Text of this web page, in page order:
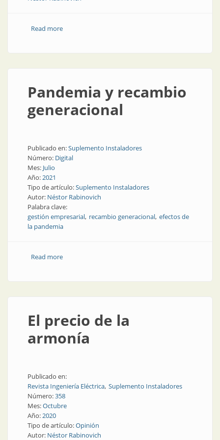
Read moreabout ¿Cómo sabemos si ganamos o perdemos?
Pandemia y recambio
generacional
Publicado en:Suplemento Instaladores
Número: Digital
Mes: Julio
Año:2021
Tipo de artículo:Suplemento Instaladores
Autor: Néstor Rabinovich
Palabra clave:
gestión empresarial recambio generacional efectos de
la pandemia
Read moreabout Pandemia y recambio generacional
El precio de la
armonía
Publicado en:
Revista Ingeniería Eléctrica Suplemento Instaladores
Número:358
Mes:Octubre
Año:2020
Tipo de artículo:Opinión
Autor: Néstor Rabinovich